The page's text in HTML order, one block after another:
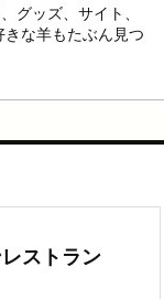
グッズ、サイト、
な羊もたぶん見つ
ストラン